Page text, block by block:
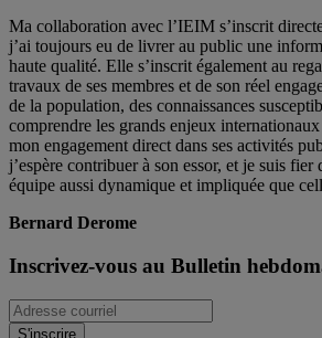
Ma collaboration avec l’IEIM s’inscrit
j’ai toujours eu de livrer au public une
haute qualité. Elle s’inscrit également au
travaux de ses membres et de son réel
de la population, des connaissances
comprendre les grands enjeux
mon engagement direct dans ses activités
j’espère contribuer à son essor, et je suis fier
équipe aussi dynamique et impliquée que
Bernard Derome
Inscrivez-vous au Bulletin